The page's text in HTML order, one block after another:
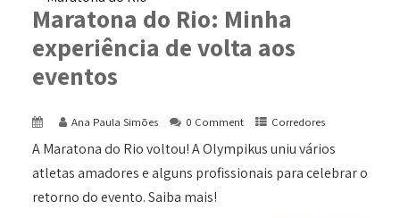
Maratona do Rio: Minha
experiência de volta aos
eventos
Ana Paula Simões 0 Comment Corredores
A Maratona do Rio voltou! A Olympikus uniu vários
atletas amadores e alguns profissionais para celebrar o
retorno do evento. Saiba mais!